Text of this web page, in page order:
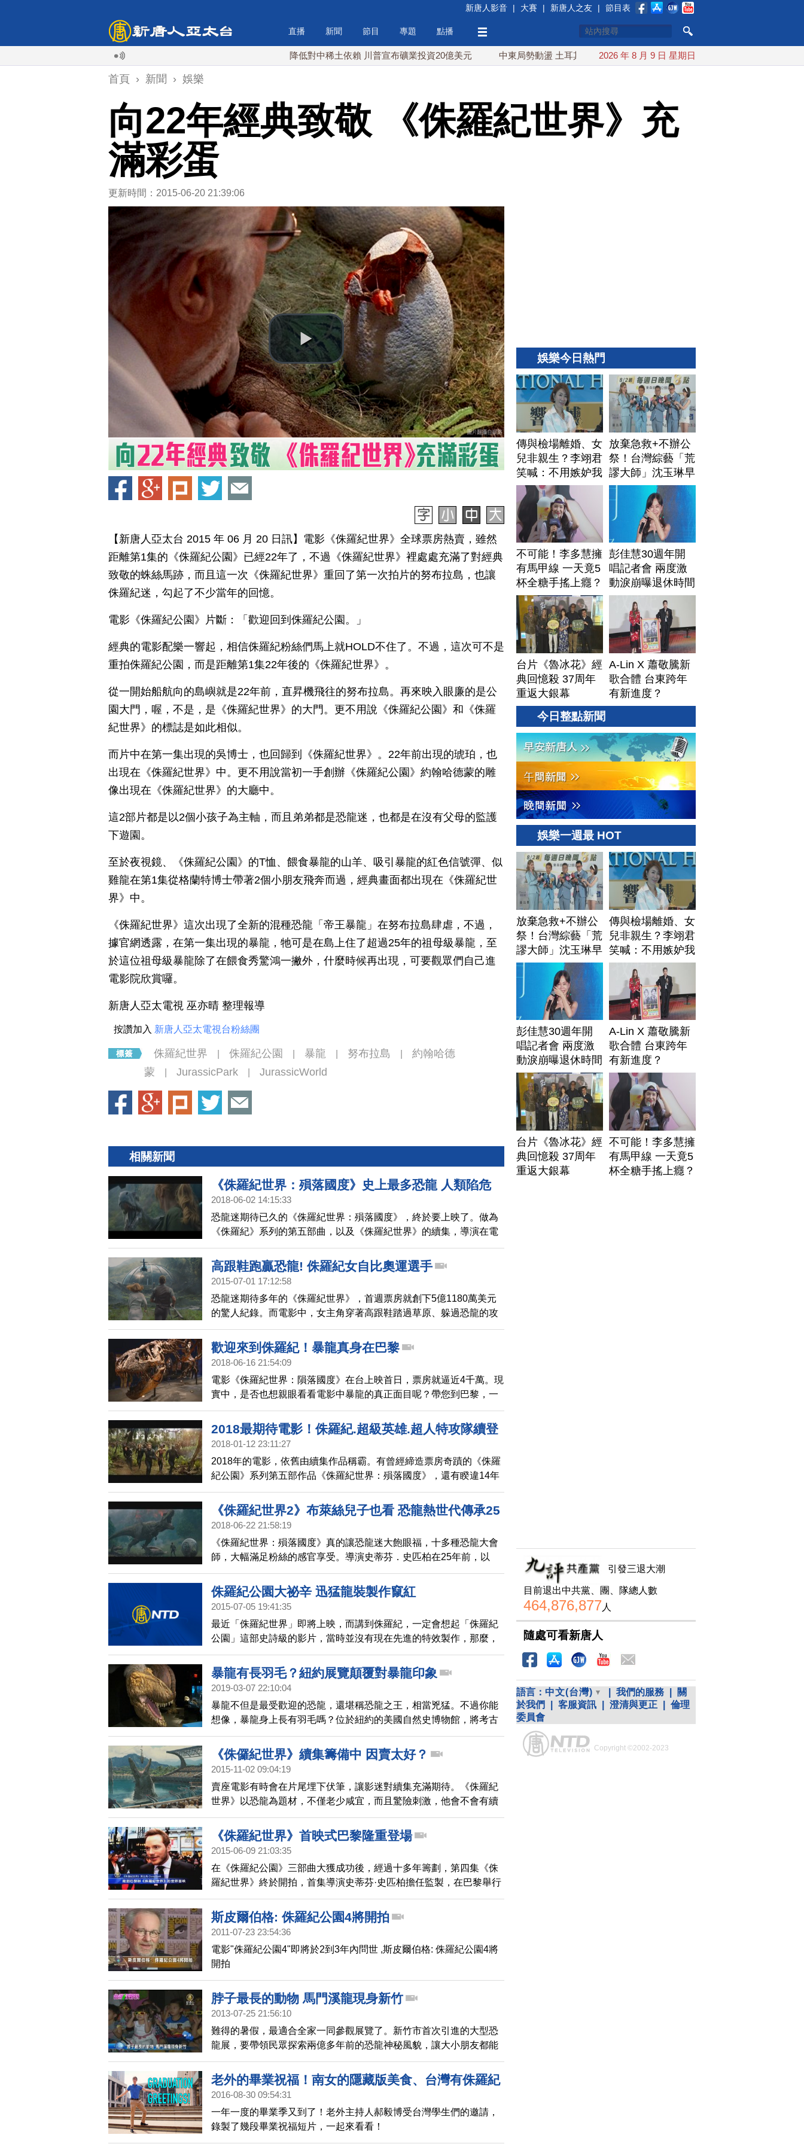
新唐人影音 | 大賽 | 新唐人之友 | 節目表
直播 新聞 節目 專題 點播
降低對中稀土依賴 川普宣布礦業投資20億美元 中東局勢動盪 土耳其沙特巴基斯坦誓共同防禦 漢光實兵濱海緊急出港打擊 賴總
2026 年 8 月 9 日 星期日
首頁 › 新聞 › 娛樂
向22年經典致敬 《侏羅紀世界》充
滿彩蛋
更新時間：2015-06-20 21:39:06
【新唐人亞太台 2015 年 06 月 20 日訊】電影《侏羅紀世界》全球票房熱賣，雖然
距離第1集的《侏羅紀公園》已經22年了，不過《侏羅紀世界》裡處處充滿了對經典
致敬的蛛絲馬跡，而且這一次《侏羅紀世界》重回了第一次拍片的努布拉島，也讓
侏羅紀迷，勾起了不少當年的回憶。
電影《侏羅紀公園》片斷：「歡迎回到侏羅紀公園。」
經典的電影配樂一響起，相信侏羅紀粉絲們馬上就HOLD不住了。不過，這次可不是
重拍侏羅紀公園，而是距離第1集22年後的《侏羅紀世界》。
從一開始船航向的島嶼就是22年前，直昇機飛往的努布拉島。再來映入眼廉的是公
園大門，喔，不是，是《侏羅紀世界》的大門。更不用說《侏羅紀公園》和《侏羅
紀世界》的標誌是如此相似。
而片中在第一集出現的吳博士，也回歸到《侏羅紀世界》。22年前出現的琥珀，也
出現在《侏羅紀世界》中。更不用說當初一手創辦《侏羅紀公園》約翰哈德蒙的雕
像出現在《侏羅紀世界》的大廳中。
這2部片都是以2個小孩子為主軸，而且弟弟都是恐龍迷，也都是在沒有父母的監護
下遊園。
至於夜視鏡、《侏羅紀公園》的T恤、餵食暴龍的山羊、吸引暴龍的紅色信號彈、似
雞龍在第1集從格蘭特博士帶著2個小朋友飛奔而過，經典畫面都出現在《侏羅紀世
界》中。
《侏羅紀世界》這次出現了全新的混種恐龍「帝王暴龍」在努布拉島肆虐，不過，
據官網透露，在第一集出現的暴龍，牠可是在島上住了超過25年的祖母級暴龍，至
於這位祖母級暴龍除了在餵食秀驚鴻一撇外，什麼時候再出現，可要觀眾們自己進
電影院欣賞囉。
新唐人亞太電視 巫亦晴 整理報導
按讚加入 新唐人亞太電視台粉絲團
侏羅紀世界 侏羅紀公園 暴龍 努布拉島
約翰哈德
蒙
JurassicPark JurassicWorld
相關新聞
《侏羅紀世界：殞落國度》史上最多恐龍 人類陷危
機？
2018-06-02 14:15:33
恐龍迷期待已久的《侏羅紀世界：殞落國度》，終於要上映了。做為
《侏羅紀》系列的第五部曲，以及《侏羅紀世界》的續集，導演在電
影風格上做了調整，恐龍數量與種類將是史上最多，還加入驚悚元
素，要帶給粉絲更多驚喜。
高跟鞋跑贏恐龍! 侏羅紀女自比奧運選手
2015-07-01 17:12:58
恐龍迷期待多年的《侏羅紀世界》，首週票房就創下5億1180萬美元
的驚人紀錄。而電影中，女主角穿著高跟鞋踏過草原、躲過恐龍的攻
擊，而且速度完全不輸給男主角，不少女性觀眾都嘖嘖稱奇，想知
道，她是怎麼辦到的。
歡迎來到侏羅紀！暴龍真身在巴黎
2018-06-16 21:54:09
電影《侏羅紀世界：隕落國度》在台上映首日，票房就逼近4千萬。現
實中，是否也想親眼看看電影中暴龍的真正面目呢？帶您到巴黎，一
睹史上最完整的暴龍真身！
2018最期待電影！侏羅紀.超級英雄.超人特攻隊續登
場
2018-01-12 23:11:27
2018年的電影，依舊由續集作品稱霸。有曾經締造票房奇蹟的《侏羅
紀公園》系列第五部作品《侏羅紀世界：殞落國度》，還有睽違14年
的奧斯卡最佳動畫《超人特攻隊》第2集，以及漫威宇宙十年大戲《復
仇者聯盟3：無限之戰》，精彩可期。
《侏羅紀世界2》布萊絲兒子也看 恐龍熱世代傳承25
年
2018-06-22 21:58:19
《侏羅紀世界：殞落國度》真的讓恐龍迷大飽眼福，十多種恐龍大會
師，大幅滿足粉絲的感官享受。導演史蒂芬．史匹柏在25年前，以
《侏羅紀公園》掀起全球恐龍熱之後，歷經三任不同導演打造續集，
影迷對恐龍的喜愛，似乎世代傳承，熱度不減。
侏羅紀公園大祕辛 迅猛龍裝製作竄紅
2015-07-05 19:41:35
最近「侏羅紀世界」即將上映，而講到侏羅紀，一定會想起「侏羅紀
公園」這部史詩級的影片，當時並沒有現在先進的特效製作，那麼，
這部影片的超逼真恐龍到底是怎麼做出來的呢？一起來揭曉幕後祕
辛。
暴龍有長羽毛？紐約展覽顛覆對暴龍印象
2019-03-07 22:10:04
暴龍不但是最受歡迎的恐龍，還堪稱恐龍之王，相當兇猛。不過你能
想像，暴龍身上長有羽毛嗎？位於紐約的美國自然史博物館，將考古
學對暴龍最新的發現，呈現在展覽中，帶您看看。
《侏儸紀世界》續集籌備中 因賣太好？
2015-11-02 09:04:19
賣座電影有時會在片尾埋下伏筆，讓影迷對續集充滿期待。《侏羅紀
世界》以恐龍為題材，不僅老少咸宜，而且驚險刺激，他會不會有續
集呢？一起來聽聽製片人怎麼說。
《侏羅紀世界》首映式巴黎隆重登場
2015-06-09 21:03:35
在《侏羅紀公園》三部曲大獲成功後，經過十多年籌劃，第四集《侏
羅紀世界》終於開拍，首集導演史蒂芬·史匹柏擔任監製，在巴黎舉行
盛大首映。
斯皮爾伯格: 侏羅紀公園4將開拍
2011-07-23 23:54:36
電影"侏羅紀公園4"即將於2到3年內問世 ,斯皮爾伯格: 侏羅紀公園4將
開拍
脖子最長的動物 馬門溪龍現身新竹
2013-07-25 21:56:10
難得的暑假，最適合全家一同參觀展覽了。新竹市首次引進的大型恐
龍展，要帶領民眾探索兩億多年前的恐龍神秘風貌，讓大小朋友都能
從娛樂中學習科普知識，一起來看看 。
老外的畢業祝福！南女的隱藏版美食、台灣有侏羅紀
公園？雲林未來的藝術家│老外看台灣│郝毅博 Ben
Hedges
2016-08-30 09:54:31
一年一度的畢業季又到了！老外主持人郝毅博受台灣學生們的邀請，
錄製了幾段畢業祝福短片，一起來看看！
娛樂今日熱門
傳與檢場離婚、女
兒非親生？李翊君
笑喊：不用嫉妒我
放棄急救+不辦公
祭！台灣綜藝「荒
謬大師」沈玉琳早
安排身後事
不可能！李多慧擁
有馬甲線 一天竟5
杯全糖手搖上癮？
彭佳慧30週年開
唱記者會 兩度激
動淚崩曝退休時間
台片《魯冰花》經
典回憶殺 37周年
重返大銀幕
A-Lin X 蕭敬騰新
歌合體 台東跨年
有新進度？
今日整點新聞
娛樂一週最 HOT
放棄急救+不辦公
祭！台灣綜藝「荒
謬大師」沈玉琳早
安排身後事
傳與檢場離婚、女
兒非親生？李翊君
笑喊：不用嫉妒我
彭佳慧30週年開
唱記者會 兩度激
動淚崩曝退休時間
A-Lin X 蕭敬騰新
歌合體 台東跨年
有新進度？
台片《魯冰花》經
典回憶殺 37周年
重返大銀幕
不可能！李多慧擁
有馬甲線 一天竟5
杯全糖手搖上癮？
引發三退大潮
目前退出中共黨、團、隊總人數
464,876,877人
隨處可看新唐人
語言： 中文(台灣) 我們的服務
關
於我們
客服資訊 澄清與更正
倫理
委員會
Copyright ©2002-2023